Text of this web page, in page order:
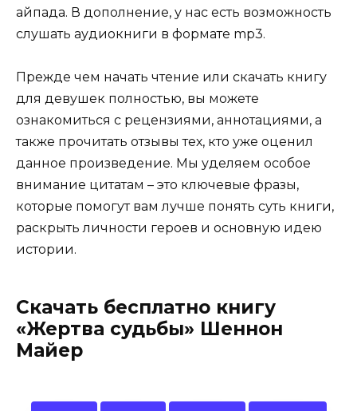
айпада. В дополнение, у нас есть возможность
слушать аудиокниги в формате mp3.
Прежде чем начать чтение или скачать книгу
для девушек полностью, вы можете
ознакомиться с рецензиями, аннотациями, а
также прочитать отзывы тех, кто уже оценил
данное произведение. Мы уделяем особое
внимание цитатам – это ключевые фразы,
которые помогут вам лучше понять суть книги,
раскрыть личности героев и основную идею
истории.
Скачать бесплатно книгу
«Жертва судьбы» Шеннон
Майер